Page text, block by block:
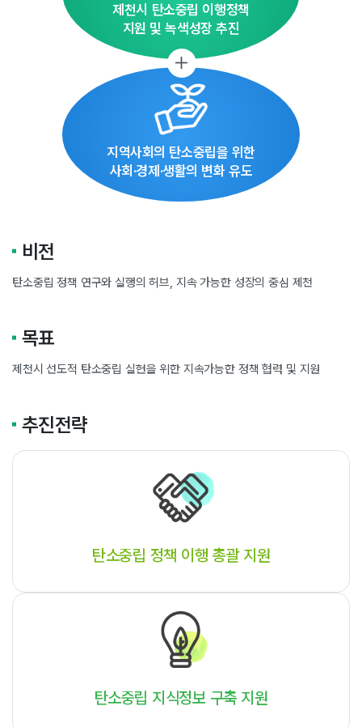
제천시 탄소중립 이행정책
지원 및 녹색성장 추진
지역사회의 탄소중립을 위한
사회·경제·생활의 변화 유도
비전
탄소중립 정책 연구와 실행의 허브, 지속 가능한 성장의 중심 제천
목표
제천시 선도적 탄소중립 실현을 위한 지속가능한 정책 협력 및 지원
추진전략
탄소중립 정책 이행 총괄 지원
탄소중립 지식정보 구축 지원